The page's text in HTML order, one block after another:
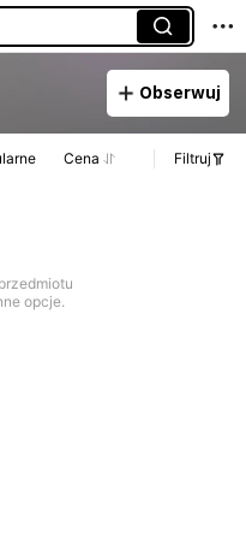
Obserwuj
Cena Filtruj
opcje.